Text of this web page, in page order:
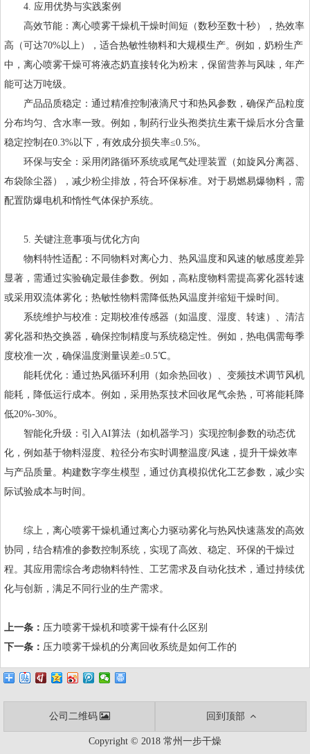
4. 应用优势与实践案例
高效节能：离心喷雾干燥机干燥时间短（数秒至数十秒），热效率
高（可达70%以上），适合热敏性物料和大规模生产。例如，奶粉生产
中，离心喷雾干燥可将液态奶直接转化为粉末，保留营养与风味，年产
能可达万吨级。
产品品质稳定：通过精准控制液滴尺寸和热风参数，确保产品粒度
分布均匀、含水率一致。例如，制药行业头孢类抗生素干燥后水分含量
稳定控制在0.3%以下，有效成分损失率≤0.5%。
环保与安全：采用闭路循环系统或尾气处理装置（如旋风分离器、
布袋除尘器），减少粉尘排放，符合环保标准。对于易燃易爆物料，需
配置防爆电机和惰性气体保护系统。
5. 关键注意事项与优化方向
物料特性适配：不同物料对离心力、热风温度和风速的敏感度差异
显著，需通过实验确定最佳参数。例如，高粘度物料需提高雾化器转速
或采用双流体雾化；热敏性物料需降低热风温度并缩短干燥时间。
系统维护与校准：定期校准传感器（如温度、湿度、转速）、清洁
雾化器和热交换器，确保控制精度与系统稳定性。例如，热电偶需每季
度校准一次，确保温度测量误差≤0.5℃。
能耗优化：通过热风循环利用（如余热回收）、变频技术调节风机
能耗，降低运行成本。例如，采用热泵技术回收尾气余热，可将能耗降
低20%-30%。
智能化升级：引入AI算法（如机器学习）实现控制参数的动态优
化，例如基于物料湿度、粒径分布实时调整温度/风速，提升干燥效率
与产品质量。构建数字孪生模型，通过仿真模拟优化工艺参数，减少实
际试验成本与时间。
综上，离心喷雾干燥机通过离心力驱动雾化与热风快速蒸发的高效
协同，结合精准的参数控制系统，实现了高效、稳定、环保的干燥过
程。其应用需综合考虑物料特性、工艺需求及自动化技术，通过持续优
化与创新，满足不同行业的生产需求。
上一条： 压力喷雾干燥机和喷雾干燥有什么区别
下一条： 压力喷雾干燥机的分离回收系统是如何工作的
公司二维码 回到顶部
Copyright © 2018 常州一步干燥